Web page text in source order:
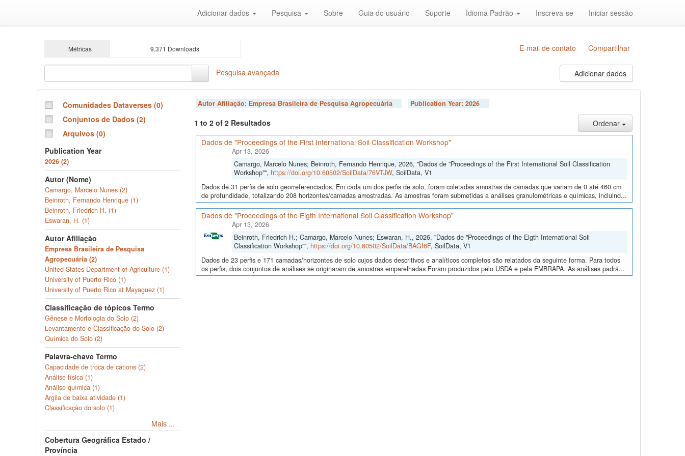
Adicionar dados Pesquisa Sobre Guia do usuário Suporte Idioma Padrão Inscreva-se Iniciar sessão
Métricas 9,371 Downloads E-mail de contato Compartilhar
Pesquisa avançada Adicionar dados
Comunidades Dataverses (0)
Conjuntos de Dados (2)
Arquivos (0)
Publication Year
2026 (2)
Autor (Nome)
Camargo, Marcelo Nunes (2)
Beinroth, Fernando Henrique (1)
Beinroth, Friedrich H. (1)
Eswaran, H. (1)
Autor Afiliação
Empresa Brasileira de Pesquisa
Agropecuária (2)
United States Department of Agriculture (1)
University of Puerto Rico (1)
University of Puerto Rico at Mayagüez (1)
Classificação de tópicos Termo
Gênese e Morfologia do Solo (2)
Levantamento e Classificação do Solo (2)
Química do Solo (2)
Palavra-chave Termo
Capacidade de troca de cátions (2)
Análise física (1)
Análise química (1)
Argila de baixa atividade (1)
Classificação do solo (1)
Mais ...
Cobertura Geográfica Estado /
Província
Autor Afiliação: Empresa Brasileira de Pesquisa Agropecuária Publication Year: 2026
1 to 2 of 2 Resultados
Ordenar
Dados de "Proceedings of the First International Soil Classification Workshop"
Apr 13, 2026
Camargo, Marcelo Nunes; Beinroth, Fernando Henrique, 2026, "Dados de "Proceedings of the First International Soil Classification
Workshop"", https://doi.org/10.60502/SoilData/76VTJW, SoilData, V1
Dados de 31 perfis de solo georreferenciados. Em cada um dos perfis de solo, foram coletadas amostras de camadas que variam de 0 até 460 cm
de profundidade, totalizando 208 horizontes/camadas amostradas. As amostras foram submetidas a análises granulométricas e químicas, incluind...
Dados de "Proceedings of the Eigth International Soil Classification Workshop"
Apr 13, 2026
Beinroth, Friedrich H.; Camargo, Marcelo Nunes; Eswaran, H., 2026, "Dados de "Proceedings of the Eigth International Soil
Classification Workshop"", https://doi.org/10.60502/SoilData/BAGI6F, SoilData, V1
Dados de 23 perfis e 171 camadas/horizontes de solo cujos dados descritivos e analíticos completos são relatados da seguinte forma. Para todos
os perfis, dois conjuntos de análises se originaram de amostras emparelhadas Foram produzidos pelo USDA e pela EMBRAPA. As análises padrã...